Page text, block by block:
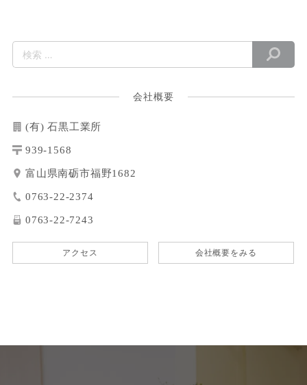
会社概要
(有) 石黒工業所
939-1568
富山県南砺市福野1682
0763-22-2374
0763-22-7243
アクセス 会社概要をみる